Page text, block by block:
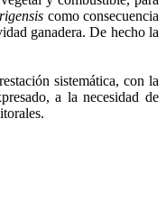
como consecuencia
ganadera. De hecho la
sistemática, con la
a la necesidad de